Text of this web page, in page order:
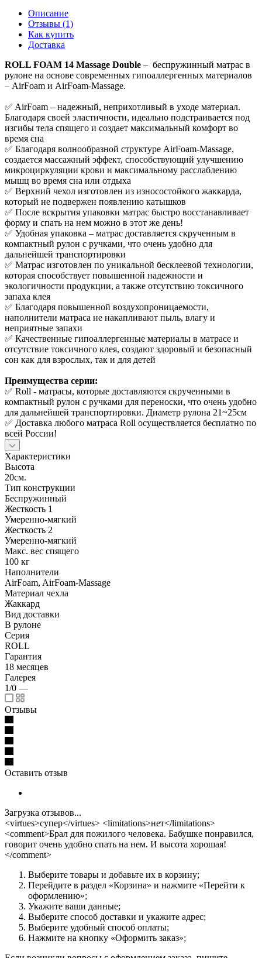
Описание
Отзывы (1)
Как купить
Доставка
ROLL FOAM 14 Massage Double – беспружинный матрас в
рулоне на основе современных гипоаллергенных материалов
– AirFoam и AirFoam-Massage.
✅ AirFoam – надежный, неприхотливый в уходе материал.
Благодаря своей эластичности, идеально подстраивается под
изгибы тела спящего и создает максимальный комфорт во
время сна
✅ Благодаря волнообразной структуре AirFoam-Massage,
создается массажный эффект, способствующий улучшению
микроциркуляции крови и максимальному расслаблению
мышц во время сна или отдыха
✅ Верхний чехол изготовлен из износостойкого жаккарда,
который не подвержен появлению катышков
✅ После вскрытия упаковки матрас быстро восстанавливает
форму и спать на нем можно в этот же день!
✅ Удобная упаковка – матрас доставляется скрученным в
компактный рулон с ручками, что очень удобно для
дальнейшей транспортировки
✅ Матрас изготовлен по уникальной бесклеевой технологии,
которая способствует повышенной надежности и
экологичности продукции, а также отсутствию токсичного
запаха клея
✅ Благодаря повышенной воздухопроницаемости,
наполнители матраса не накапливают пыль, влагу и
неприятные запахи
✅ Качественные гипоаллергенные материалы в матрасе и
отсутствие токсичного клея, создают здоровый и безопасный
сон как для взрослых, так и для детей
Преимущества серии:
✅ Roll - матрасы, которые доставляются скрученными в
компактный рулон с ручками для переноски, что очень удобно
для дальнейшей транспортировки. Диаметр рулона 21~25см
✅ Доставка любого матраса Roll осуществляется бесплатно по
всей России!
Характеристики
Высота
20см.
Тип конструкции
Беспружинный
Жесткость 1
Умеренно-мягкий
Жесткость 2
Умеренно-мягкий
Макс. вес спящего
100 кг
Наполнители
AirFoam, AirFoam-Massage
Материал чехла
Жаккард
Вид доставки
В рулоне
Серия
ROLL
Гарантия
18 месяцев
Галерея
1/0 —
Отзывы
Оставить отзыв
Загрузка отзывов...
<virtues>супер</virtues> <limitations>нет</limitations>
<comment>Брал для пожилого человека. Бабушке понравился,
говорит очень удобно спать на нем. И высота хорошая!
</comment>
Выберите товары и добавьте их в корзину;
Перейдите в раздел «Корзина» и нажмите «Перейти к
оформлению»;
Укажите ваши данные;
Выберите способ доставки и укажите адрес;
Выберите удобный способ оплаты;
Нажмите на кнопку «Оформить заказ»;